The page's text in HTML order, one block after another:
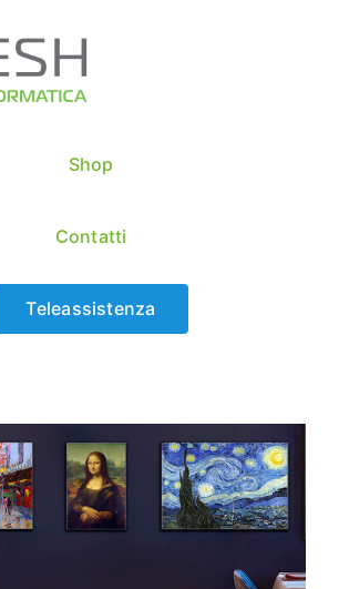
Shop
Contatti
Teleassistenza